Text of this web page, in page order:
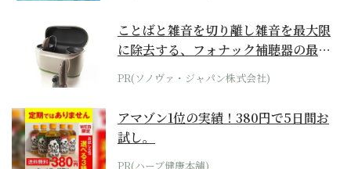
ことばと雑音を切り離し雑音を最大限
に除去する、フォナック補聴器の最上
位モデル
PR(ソノヴァ・ジャパン株式会社)
アマゾン1位の実績！380円で5日間お
試し。
PR(ハーブ健康本舗)